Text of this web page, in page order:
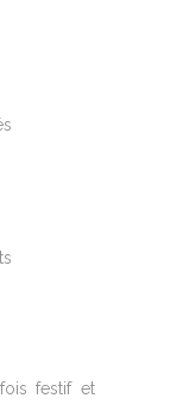
festif et